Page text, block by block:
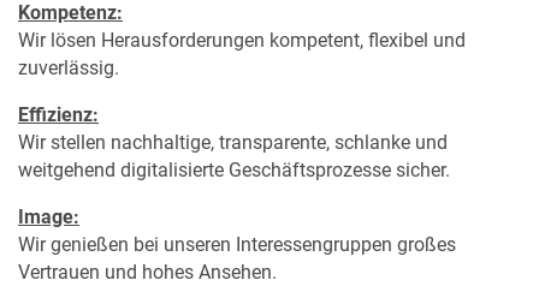
Kompetenz:
Wir lösen Herausforderungen kompetent, flexibel und
zuverlässig.
Effizienz:
Wir stellen nachhaltige, transparente, schlanke und
weitgehend digitalisierte Geschäftsprozesse sicher.
Image:
Wir genießen bei unseren Interessengruppen großes
Vertrauen und hohes Ansehen.